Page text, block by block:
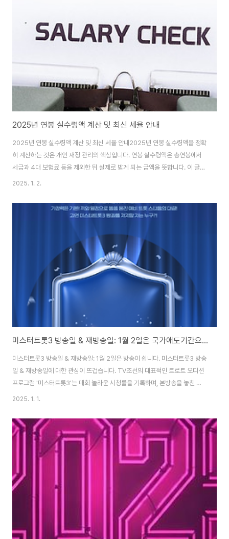
산업의 수요 증가가 예상되며, 국민들은 가족과 함께하는 시간을 늘릴 수 있게
되었습니다...
2025년 연봉 실수령액 계산 및 최신 세율 안내
2025년 연봉 실수령액 계산 및 최신 세율 안내2025년 연봉 실수령액을 정확
히 계산하는 것은 개인 재정 관리의 핵심입니다. 연봉 실수령액은 총연봉에서
세금과 4대 보험료 등을 제외한 뒤 실제로 받게 되는 금액을 뜻합니다. 이 글에
서는 2025년 최신 세율을 기반으로 연봉 실수령액 계산 방법을 설명하고, 구
총 급여에서 각종 공제 항목(소득세, 지방소득세, 4대 보험료 등)을 제외한 후
실제로 손에 들어오는 금액을 말합니다. 이는 개인의 월별 생활비와 재정 계획
해 연봉 실수령액을 정확히 계산하는 것이 필수적입니다.2025년 최신 세율
및 4대 보험 요율20..
2025. 1. 2.
미스터트롯3 방송일 & 재방송일: 1월 2일은 국가애도기간으로 결방합니다.
미스터트롯3 방송일 & 재방송일: 1월 2일은 방송이 쉽니다. 미스터트롯3 방송
일 & 재방송일에 대한 관심이 뜨겁습니다. TV조선의 대표적인 트로트 오디션
프로그램 '미스터트롯3'는 매회 놀라운 시청률을 기록하며, 본방송을 놓친 시
청자들 사이에서 재방송 일정을 문의하는 목소리가 커지고 있습니다. 이번 글
습니다.미스터트롯3 방송일 기본 정보미스터트롯3 방송일은 2024년 12월
19일 목요일 밤 10시입니다. 이후 매주 목요일 같은 시간에 방송되며, 총 12부
작으로 구성된 시즌입니다. 본방송은 TV조선에서 방영되며, 매주 뜨거운 경연
무대를 통해 트로트의 새로운 스타들이 탄생하게 됩니다. 하지만 2025년 1월
2025. 1. 1.